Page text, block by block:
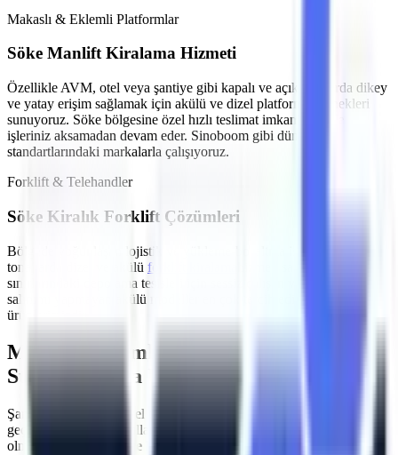
Makaslı & Eklemli Platformlar
Söke Manlift Kiralama Hizmeti
Özellikle AVM, otel veya şantiye gibi kapalı ve açık alanlarda dikey
ve yatay erişim sağlamak için akülü ve dizel platform seçenekleri
sunuyoruz. Söke bölgesine özel hızlı teslimat imkanlarımızla
işleriniz aksamadan devam eder. Sinoboom gibi dünya
standartlarındaki markalarla çalışıyoruz.
Forklift & Telehandler
Söke Kiralık Forklift Çözümleri
Bölgede yoğunlaşan lojistik ve yükleme-boşaltma işleri
tonajlarda dizel ve akülü forklift kiralama
sınırlarındaki depolama tesisleri için sessiz çalışan ve emisyon
salınımı yapmayan akülü modeller en çok tercih edilen
ürünlerimizdir.
MMO Denetimli ve İş Güvenliği
Standartlarına Uygun Filo
Şantiyelerde, endüstriyel tesislerde
geçmenin ilk kuralı, kullanılan ekipmanların standartlara uygun
olmasıdır.
makine kiralama